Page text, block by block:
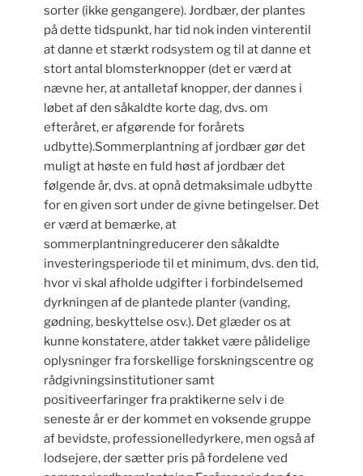
sorter (ikke gengangere). Jordbær, der plantes
på dette tidspunkt, har tid nok inden vinterentil
at danne et stærkt rodsystem og til at danne et
stort antal blomsterknopper (det er værd at
nævne her, at antalletaf knopper, der dannes i
løbet af den såkaldte korte dag, dvs. om
efteråret, er afgørende for forårets
udbytte).Sommerplantning af jordbær gør det
muligt at høste en fuld høst af jordbær det
følgende år, dvs. at opnå detmaksimale udbytte
for en given sort under de givne betingelser. Det
er værd at bemærke, at
sommerplantningreducerer den såkaldte
investeringsperiode til et minimum, dvs. den tid,
hvor vi skal afholde udgifter i forbindelsemed
dyrkningen af de plantede planter (vanding,
gødning, beskyttelse osv.). Det glæder os at
kunne konstatere, atder takket være pålidelige
oplysninger fra forskellige forskningscentre og
rådgivningsinstitutioner samt
positiveerfaringer fra praktikerne selv i de
seneste år er der kommet en voksende gruppe
af bevidste, professionelledyrkere, men også af
lodsejere, der sætter pris på fordelene ved